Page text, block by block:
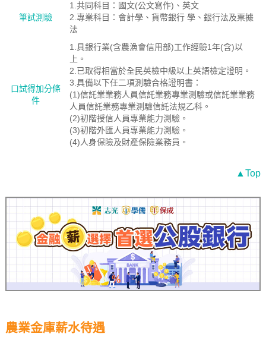
筆試測驗
1.共同科目：國文(公文寫作)、英文
2.專業科目：會計學、貨幣銀行 學、銀行法及票據
法
口試得加分條
件
1.具銀行業(含農漁會信用部)工作經驗1年(含)以
上。
2.已取得相當於全民英檢中級以上英語檢定證明。
3.具備以下任二項測驗合格證明書：
(1)信託業業務人員信託業務專業測驗或信託業業務
人員信託業務專業測驗信託法規乙科。
(2)初階授信人員專業能力測驗。
(3)初階外匯人員專業能力測驗。
(4)人身保險及財產保險業務員。
▲Top
農業金庫薪水待遇